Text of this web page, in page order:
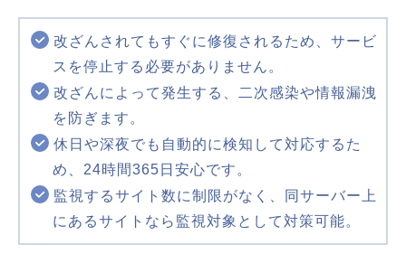
改ざんされてもすぐに修復されるため、サービ
スを停止する必要がありません。
改ざんによって発生する、二次感染や情報漏洩
を防ぎます。
休日や深夜でも自動的に検知して対応するた
め、24時間365日安心です。
監視するサイト数に制限がなく、同サーバー上
にあるサイトなら監視対象として対策可能。